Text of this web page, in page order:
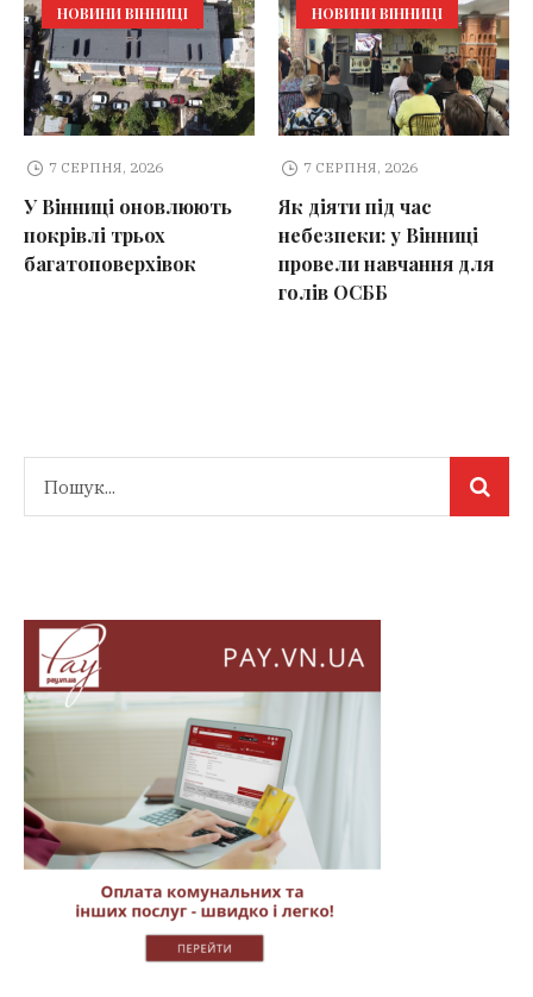
НОВИНИ ВІННИЦІ
7 СЕРПНЯ, 2026
У Вінниці оновлюють
покрівлі трьох
багатоповерхівок
НОВИНИ ВІННИЦІ
7 СЕРПНЯ, 2026
Як діяти під час
небезпеки: у Вінниці
провели навчання для
голів ОСББ